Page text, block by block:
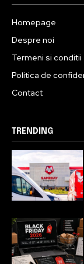
Homepage
Despre noi
Termeni si conditii
Politica de
Contact
TRENDING